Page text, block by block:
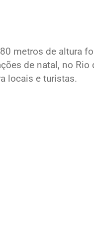
metros de altura
de natal, no
locais e turistas.